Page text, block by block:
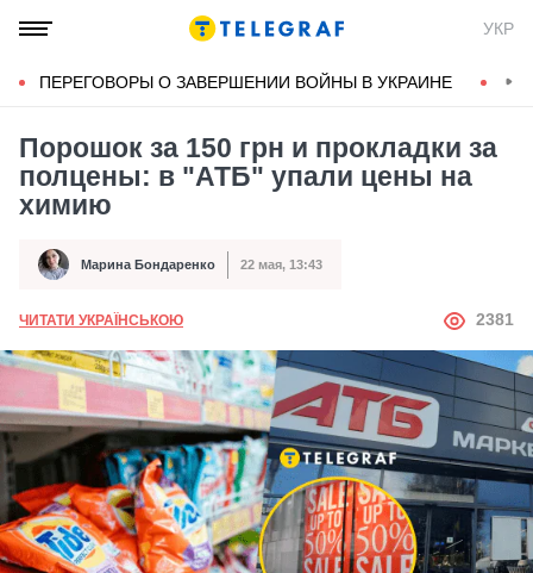
УКР
ПЕРЕГОВОРЫ О ЗАВЕРШЕНИИ ВОЙНЫ В УКРАИНЕ
Порошок за 150 грн и прокладки за
полцены: в "АТБ" упали цены на
химию
Автор Марина Бондаренко
Дата публикации 22 мая, 13:43
ЧИТАТИ УКРАЇНСЬКОЮ АВТОР
2381